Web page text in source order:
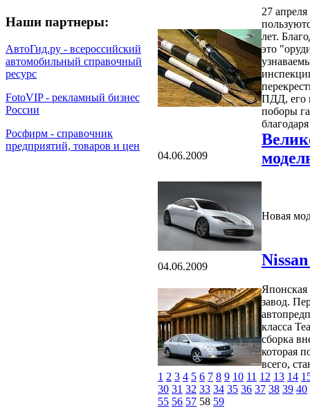
Наши партнеры:
АвтоГид.ру - всероссийский
автомобильный справочный
ресурс
FotoVIP - рекламный бизнес
России
Росфирм - справочник
предприятий, товаров и цен
27
лет.
это
ПДД, его
поборы
04.06.2009
Новая
04.06.2009
Японская
завод.
класса
сборка
которая
всего,
1 2 3 4 5 6 7 8 9 10 11 12 13 14
30 31 32 33 34 35 36 37 38 39 40
55 56 57 58 59